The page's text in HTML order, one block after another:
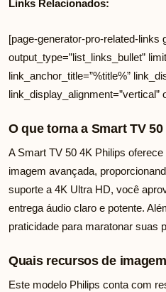
Links Relacionados:
[page-generator-pro-related-links
output_type=”list_links_bullet”
link_anchor_title=”%title%”
link_display_alignment=”vertical”
O que torna a Smart TV
A Smart TV 50 4K Philips
imagem avançada,
suporte a 4K Ultra HD, você
entrega áudio claro e potente.
praticidade para maratonar suas
Quais recursos de
Este modelo Philips conta com